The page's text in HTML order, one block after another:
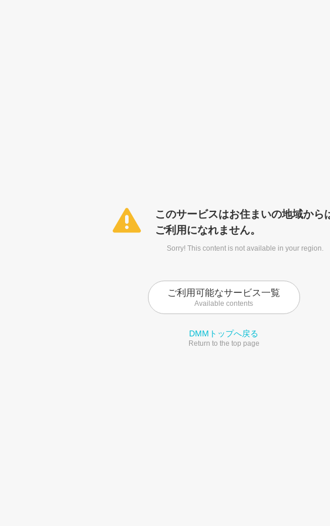
このサービスはお住まいの地域から
ご利用になれません。
Sorry! This content is not available in your region.
ご利用可能なサービス一覧
Available contents
DMMトップへ戻る
Return to the top page